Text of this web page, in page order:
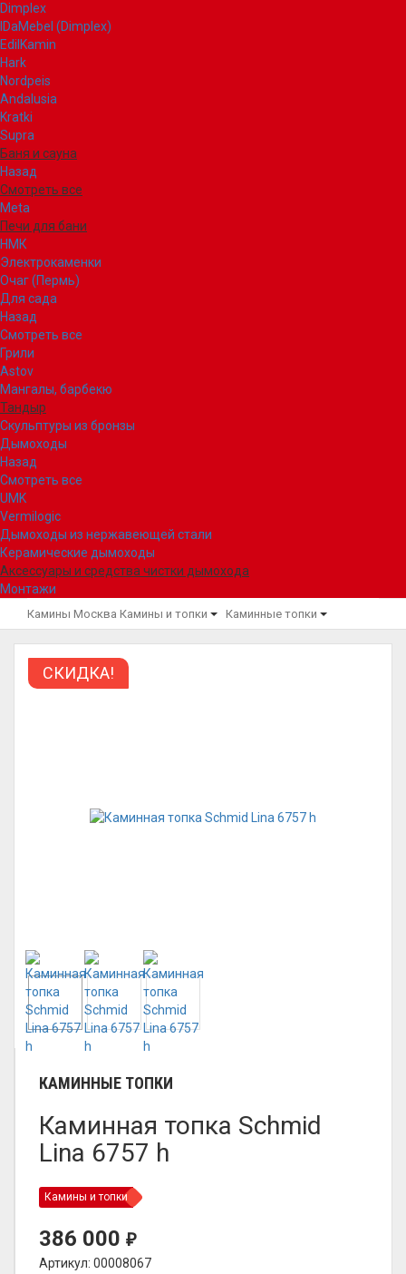
Dimplex
IDaMebel (Dimplex)
EdilKamin
Hark
Nordpeis
Andalusia
Kratki
Supra
Баня и сауна
Назад
Смотреть все
Meta
Печи для бани
НМК
Электрокаменки
Очаг (Пермь)
Для сада
Назад
Смотреть все
Грили
Astov
Мангалы, барбекю
Тандыр
Скульптуры из бронзы
Дымоходы
Назад
Смотреть все
UMK
Vermilogic
Дымоходы из нержавеющей стали
Керамические дымоходы
Аксессуары и средства чистки дымохода
Монтажи
Камины Москва Камины и топки Каминные топки
СКИДКА!
КАМИННЫЕ ТОПКИ
Каминная топка Schmid
Lina 6757 h
Камины и топки
386 000 ₽
Артикул: 00008067